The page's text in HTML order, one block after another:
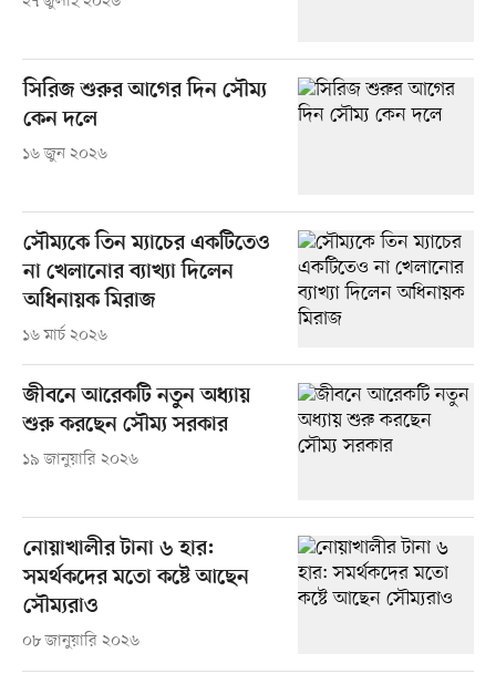
সিরিজ শুরুর আগের দিন সৌম্য
কেন দলে
১৬ জুন ২০২৬
সৌম্যকে তিন ম্যাচের একটিতেও
না খেলানোর ব্যাখ্যা দিলেন
অধিনায়ক মিরাজ
১৬ মার্চ ২০২৬
জীবনে আরেকটি নতুন অধ্যায়
শুরু করছেন সৌম্য সরকার
১৯ জানুয়ারি ২০২৬
নোয়াখালীর টানা ৬ হার:
সমর্থকদের মতো কষ্টে আছেন
সৌম্যরাও
০৮ জানুয়ারি ২০২৬